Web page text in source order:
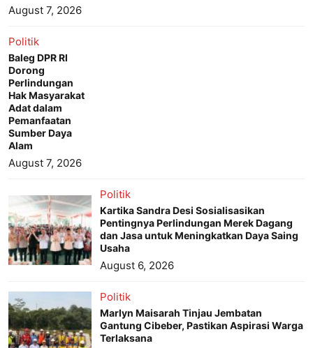
August 7, 2026
Politik
Baleg DPR RI
Dorong
Perlindungan
Hak Masyarakat
Adat dalam
Pemanfaatan
Sumber Daya
Alam
August 7, 2026
Politik
Kartika Sandra Desi Sosialisasikan
Pentingnya Perlindungan Merek Dagang
dan Jasa untuk Meningkatkan Daya Saing
Usaha
August 6, 2026
Politik
Marlyn Maisarah Tinjau Jembatan
Gantung Cibeber, Pastikan Aspirasi Warga
Terlaksana